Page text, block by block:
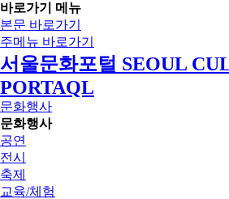
바로가기 메뉴
본문 바로가기
주메뉴 바로가기
서울문화포털 SEOUL
PORTAQL
문화행사
문화행사
공연
전시
축제
교육/체험